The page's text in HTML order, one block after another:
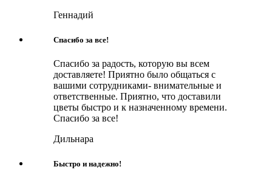
Геннадий
Спасибо за все!
Спасибо за радость, которую вы всем
доставляете! Приятно было общаться с
вашими сотрудниками- внимательные и
ответственные. Приятно, что доставили
цветы быстро и к назначенному времени.
Спасибо за все!
Дильнара
Быстро и надежно!